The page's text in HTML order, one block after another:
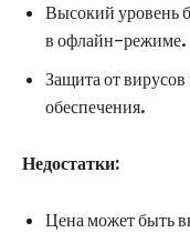
Высокий уровень
в офлайн-режиме.
Защита от
обеспечения.
Недостатки:
Цена может быть